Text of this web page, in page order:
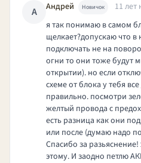
А Андрей Новичок
11 лет
я так понимаю в самом
щелкает?допускаю что в
подключать не на
огни то они тоже будут
открытии). но если
схеме от блока у тебя
правильно. посмотри
желтый провода с
есть разница как они
или после (думаю надо
Спасибо за
этому. И заодно петлю